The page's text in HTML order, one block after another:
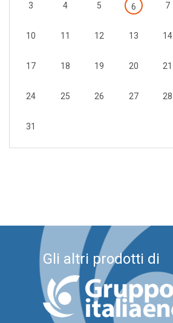
3 4 5 6 7
10 11 12 13 14
17 18 19 20 21
24 25 26 27 28
31
Gli altri prodotti di